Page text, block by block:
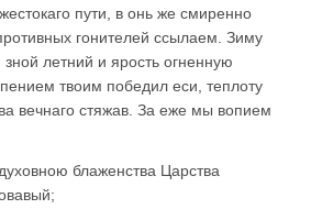
пути, в онь же смиренно
гонителей ссылаем. Зиму
летний и ярость огненную
твоим победил еси, теплоту
вечнаго стяжав. За еже мы вопием
блаженства Царства